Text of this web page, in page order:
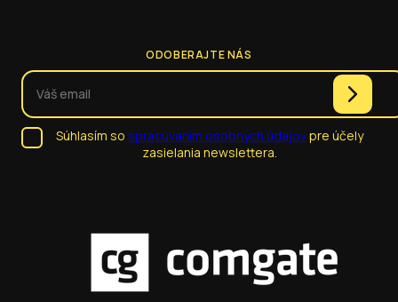
ODOBERAJTE NÁS
Súhlasím so spracúvaním osobných údajovpre účely
zasielania newslettera.